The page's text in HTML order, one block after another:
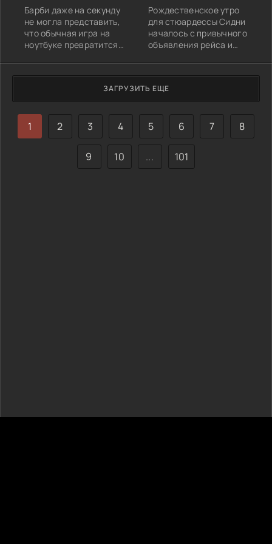
Барби даже на секунду
не могла представить,
что обычная игра на
ноутбуке превратится
приключение её жизни.
Едва загрузился новый
оказалась в центре
цифрового мира, став
красочным
персонажем на
искрящимися глазами
Рождественское утро
для стюардессы Сидни
началось с привычного
объявления рейса и
праздничной суете.
Однако этот перелёт в
Чикаго становится для
неё уникальным. Ей
пассажира, а
восьмилетнюю Лею,
ЗАГРУЗИТЬ ЕЩЕ
1 2 3 4 5 6 7 8
9 10 ... 101